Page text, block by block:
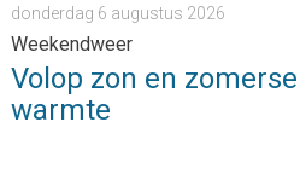
donderdag 6 augustus 2026
Weekendweer
Volop zon en zomerse
warmte